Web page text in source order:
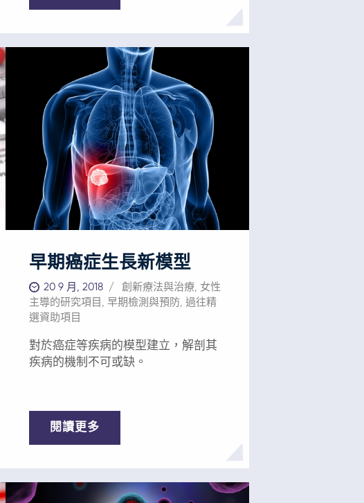
高濃度停留在局部環境，無嚴重毒性
展III期臨床試驗，即獲得批准前的末期
大型試驗。試驗將利用上述兩種技術
治療口腔鱗狀細胞癌。術前技術也將
用於治療高危的口腔癌前期。該治療
平台提供的療法影響重大，可以改善
和拯救亞洲和世界各地許多癌症患者
的生命。 臨床研發計劃 ：後期計劃的
臨床研究將評估這一平台技術對不同
類型實體腫瘤的療效，並研究該技術
是否能提高癌症對免疫治療的反應。
我們需要您的幫助 ——為拯救生命的
將幫助科學家進一步研發和推進經濟
癌等頭頸癌和許多其他類型的實體
癌。您對本基金會的捐贈也將讓世界
症」這句話的恐懼之中。 對本基金會
的支持是實現這一目標的最佳方式。
物學方法應該整合到未來的藥 物中。
答案 ——中西醫交匯的「WE」醫學 經
過十年的研究，科學家目前正開展臨
床試驗，使用草本抗癌藥物YIV-906與
一線藥物索拉非尼聯合治療攜帶乙肝
病毒的肝細胞癌患者。 該藥物研發平
台採用嚴格的現代人類藥物驗證原則
和生物信息學學習傳統藥物，並通過
基於機制的質量控制生產一致的複雜
混合物。這種東西方醫學的融合被稱
為「WE」醫學。 YIV-906在腫瘤微環
境中具有多靶點協同作用機制，其特
性包括： 1) 增強免疫治療、化療和放
免受治療的嚴重副作用。 臨床試驗
——面向更多亞洲患者 在2020年下半
年，8個臨床試驗站點已經開始招募攜
帶乙肝病毒的肝細胞癌患者，包括：
台灣的四家醫院（台南國立成功大學
醫院、台北市立萬芳醫院、台北醫學
症綜合療法 東西方醫學正在朝着相互
靠攏的方向發展，它們的融合吸收了
系統生物學的方法。在「WE」醫學的
理聯合治療策略的重要組成部分，提
高反應率和改善患者的生活質量，有
早期癌症生長新模型
20 9 月, 2018 創新療法與治療 女性
主導的研究項目
早期檢測與預防 過往精
選資助項目
對於癌症等疾病的模型建立，解剖其
疾病的機制不可或缺。
閱讀更多